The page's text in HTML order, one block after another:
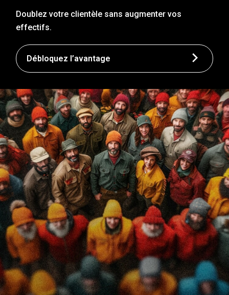
Doublez votre clientèle sans augmenter vos
effectifs.
Débloquez l’avantage